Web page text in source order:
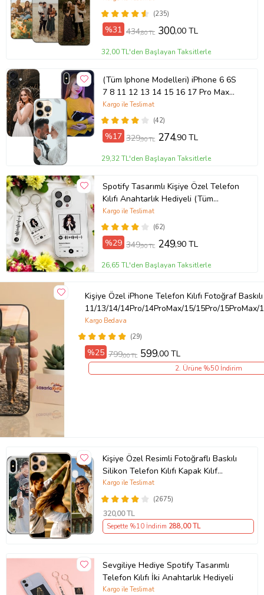
(235)
%31 434,80 TL 300,00 TL
32,00 TL'den Başlayan Taksitlerle
(Tüm Iphone Modelleri) iPhone 6 6S
7 8 11 12 13 14 15 16 17 Pro Max
Plus Mini Kişiye Özel Resimli
Fotoğraflı Kılıf(42)
Kargo ile Teslimat
%17 329,90 TL 274,90 TL
29,32 TL'den Başlayan Taksitlerle
Spotify Tasarımlı Kişiye Özel Telefon
Kılıfı Anahtarlık Hediyeli (Tüm
Telefon Kılıfları Mevcuttur.)
(62)
Kargo ile Teslimat
%29 349,90 TL 249,90 TL
26,65 TL'den Başlayan Taksitlerle
Kişiye Özel iPhone Telefon Kılıfı Fotoğraf Baskılı
11/13/14/14Pro/14ProMax/15/15Pro/
(29)
Kargo Bedava
%25 799,00 TL 599,00 TL
2. Ürüne %50 İndirim
Kişiye Özel Resimli Fotoğraflı Baskılı
Silikon Telefon Kılıfı Kapak Kılıf
(Telefon Modelleri Açıklamada)
(2675)
Kargo ile Teslimat
320,00 TL
Sepette %10 İndirim 288,00 TL
Sevgiliye Hediye Spotify Tasarımlı
Telefon Kılıfı İki Anahtarlık Hediyeli
Kargo ile Teslimat